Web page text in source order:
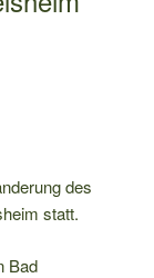
des
statt.
Bad